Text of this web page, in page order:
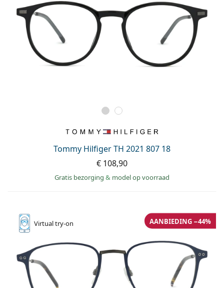
Tommy Hilfiger TH 2021 807 18
€ 108,90
Gratis bezorging & model op voorraad
Virtualtry-on AANBIEDING −44%